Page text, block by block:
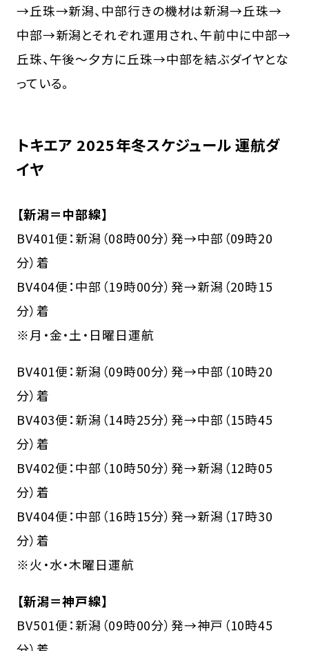
→丘珠→新潟、中部行きの機材は新潟→丘珠→
中部→新潟とそれぞれ運用され、午前中に中部→
丘珠、午後〜夕方に丘珠→中部を結ぶダイヤとな
っている。
トキエア 2025年冬スケジュール 運航ダ
イヤ
【新潟＝中部線】
BV401便：新潟（08時00分）発→中部（09時20
分）着
BV404便：中部（19時00分）発→新潟（20時15
分）着
※月・金・土・日曜日運航
BV401便：新潟（09時00分）発→中部（10時20
分）着
BV403便：新潟（14時25分）発→中部（15時45
分）着
BV402便：中部（10時50分）発→新潟（12時05
分）着
BV404便：中部（16時15分）発→新潟（17時30
分）着
※火・水・木曜日運航
【新潟＝神戸線】
BV501便：新潟（09時00分）発→神戸（10時45